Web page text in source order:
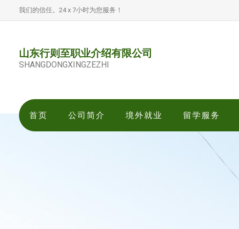
我们的信任。24 x 7小时为您服务！
山东行则至职业介绍有限公司
SHANGDONGXINGZEZHI
首页 公司简介 境外就业 留学服务